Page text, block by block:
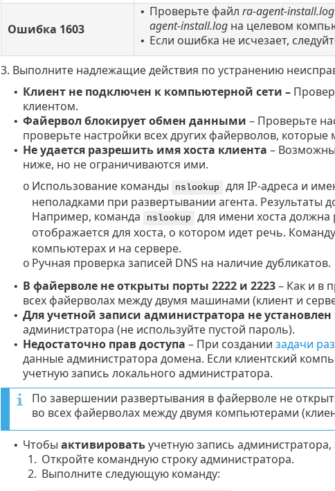
Ошибка 1603
• Проверьте файл ra-agent-install.log
agent-install.log на целевом
• Если ошибка не исчезает,
3. Выполните надлежащие действия по устранению
• Клиент не подключен к компьютерной сети –
клиентом.
• Файервол блокирует обмен данными – Проверьте
проверьте настройки всех других файерволов,
• Не удается разрешить имя хоста клиента –
ниже, но не ограничиваются ими.
o Использование команды nslookup
для IP-адреса и
неполадками при развертывании агента.
Например, команда
nslookup для имени хоста
отображается для хоста, о котором идет речь. Команду
компьютерах и на сервере.
o Ручная проверка записей DNS на наличие дубликатов.
• В файерволе не открыты порты 2222 и 2223– Как и в
всех файерволах между двумя машинами (клиент и
• Для учетной записи администратора не установлен
администратора (не используйте пустой пароль).
• Недостаточно прав доступа – При создании задачи
данные администратора домена. Если клиентский
учетную запись локального администратора.
По завершении развертывания в файерволе не
во всех файерволах между двумя компьютерами
• Чтобы активироватьучетную запись
1. Откройте командную строку администратора.
2. Выполните следующую команду: